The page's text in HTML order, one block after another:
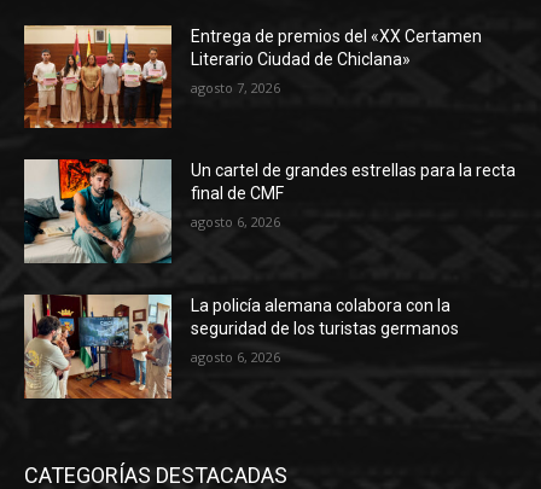
Entrega de premios del «XX Certamen
Literario Ciudad de Chiclana»
agosto 7, 2026
Un cartel de grandes estrellas para la recta
final de CMF
agosto 6, 2026
La policía alemana colabora con la
seguridad de los turistas germanos
agosto 6, 2026
CATEGORÍAS DESTACADAS